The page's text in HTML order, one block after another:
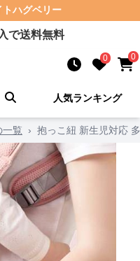
ハグベリー
で送料無料
0 0
人気ランキング
一覧 › 抱っこ紐 新生児対応